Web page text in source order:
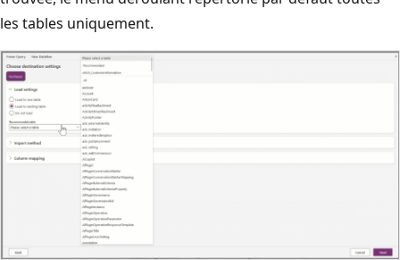
les tables uniquement.